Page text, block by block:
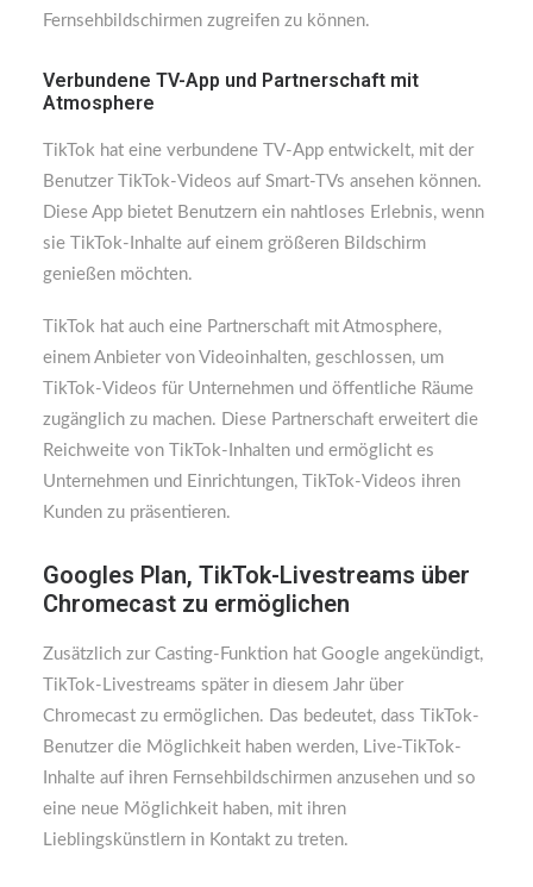
Fernsehbildschirmen zugreifen zu können.
Verbundene TV-App und Partnerschaft mit
Atmosphere
TikTok hat eine verbundene TV-App entwickelt, mit der
Benutzer TikTok-Videos auf Smart-TVs ansehen können.
Diese App bietet Benutzern ein nahtloses Erlebnis, wenn
sie TikTok-Inhalte auf einem größeren Bildschirm
genießen möchten.
TikTok hat auch eine Partnerschaft mit Atmosphere,
einem Anbieter von Videoinhalten, geschlossen, um
TikTok-Videos für Unternehmen und öffentliche Räume
zugänglich zu machen. Diese Partnerschaft erweitert die
Reichweite von TikTok-Inhalten und ermöglicht es
Unternehmen und Einrichtungen, TikTok-Videos ihren
Kunden zu präsentieren.
Googles Plan, TikTok-Livestreams über
Chromecast zu ermöglichen
Zusätzlich zur Casting-Funktion hat Google angekündigt,
TikTok-Livestreams später in diesem Jahr über
Chromecast zu ermöglichen. Das bedeutet, dass TikTok-
Benutzer die Möglichkeit haben werden, Live-TikTok-
Inhalte auf ihren Fernsehbildschirmen anzusehen und so
eine neue Möglichkeit haben, mit ihren
Lieblingskünstlern in Kontakt zu treten.